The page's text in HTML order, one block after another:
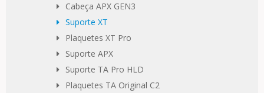
Cabeça APX GEN3
Suporte XT
Plaquetes XT Pro
Suporte APX
Suporte TA Pro HLD
Plaquetes TA Original C2